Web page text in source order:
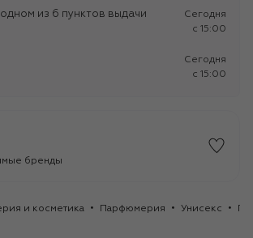
из 6 пунктов выдачи
Сегодня
c 15:00
Сегодня
c 15:00
бренды
и косметика Парфюмерия Унисекс